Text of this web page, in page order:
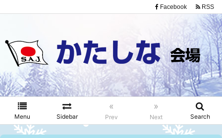
Menu Sidebar
«
Prev
»
Next Search
Facebook RSS